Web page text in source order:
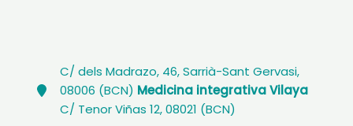
C/ dels Madrazo, 46, Sarrià-Sant Gervasi,
08006 (BCN) Medicina integrativa Vilaya
C/ Tenor Viñas 12, 08021 (BCN)